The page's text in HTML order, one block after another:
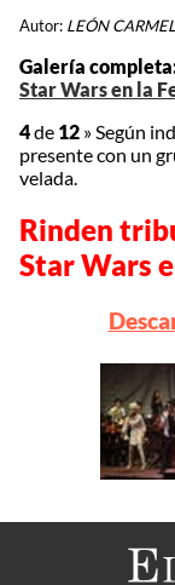
Autor: LEÓN
Galería
Star Wars en la
4de 12 » Según
presente con un
velada.
Rinden
Star Wars